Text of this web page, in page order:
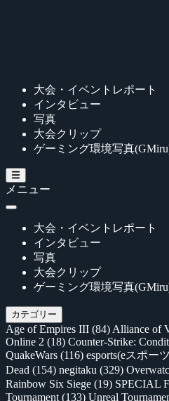
大会・イベントレポート
インタビュー
写真
大会クリップ
ゲーミング環境写真
メニュー
大会・イベントレポート
インタビュー
写真
大会クリップ
ゲーミング環境写真
カテゴリー
Age of Empires III (84) Alliance of
Online 2 (18) Counter-Strike:
QuakeWars (116) esports(eスポー
Dead (154) negitaku (329)
Rainbow Six Siege (19) SPECIAL
Tournament (133) Unreal